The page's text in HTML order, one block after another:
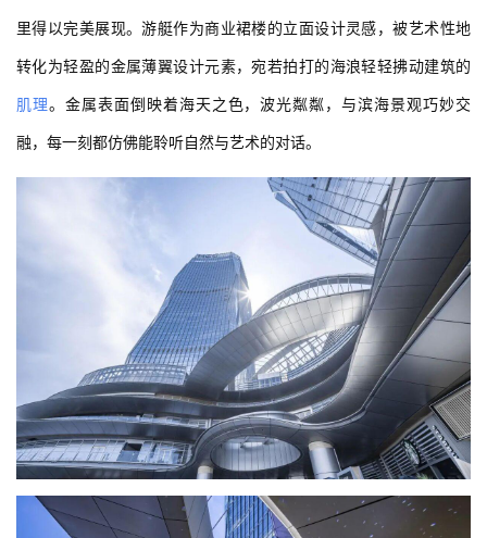
里得以完美展现。游艇作为商业裙楼的立面设计灵感，被艺术性地
转化为轻盈的金属薄翼设计元素，宛若拍打的海浪轻轻拂动建筑的
肌理。金属表面倒映着海天之色，波光粼粼，与滨海景观巧妙交
融，每一刻都仿佛能聆听自然与艺术的对话。